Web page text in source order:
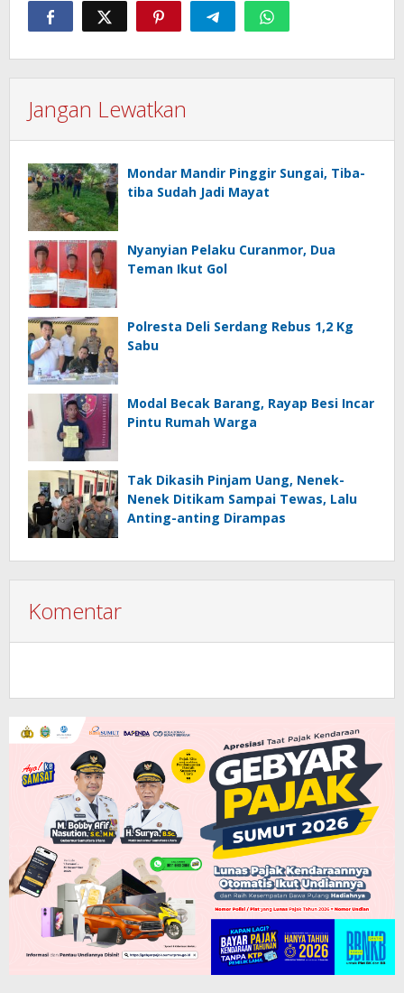
Jangan Lewatkan
Mondar Mandir Pinggir Sungai, Tiba-
tiba Sudah Jadi Mayat
Nyanyian Pelaku Curanmor, Dua
Teman Ikut Gol
Polresta Deli Serdang Rebus 1,2 Kg
Sabu
Modal Becak Barang, Rayap Besi Incar
Pintu Rumah Warga
Tak Dikasih Pinjam Uang, Nenek-
Nenek Ditikam Sampai Tewas, Lalu
Anting-anting Dirampas
Komentar